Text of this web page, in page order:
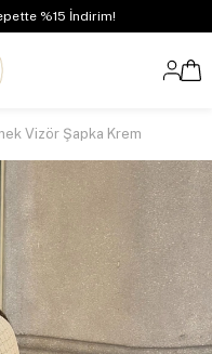
%15 İndirim!
Vizör Şapka Krem